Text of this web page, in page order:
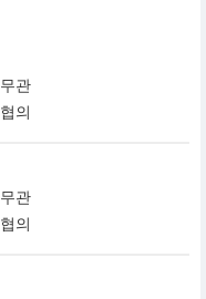
무관
협의
무관
협의